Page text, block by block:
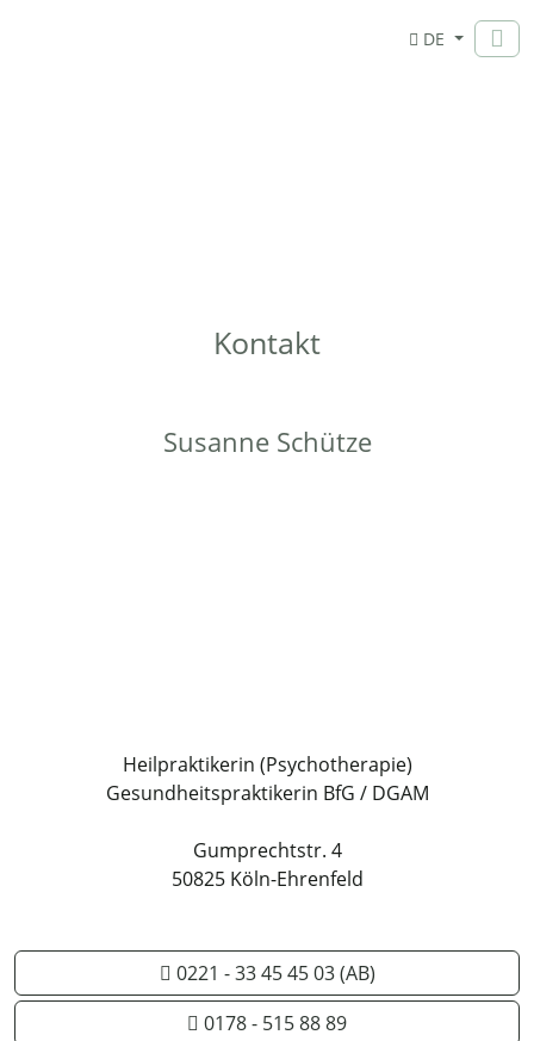
DE
Kontakt
Susanne Schütze
Heilpraktikerin (Psychotherapie)
Gesundheitspraktikerin BfG / DGAM
Gumprechtstr. 4
50825 Köln-Ehrenfeld
0221 - 33 45 45 03 (AB)
0178 - 515 88 89